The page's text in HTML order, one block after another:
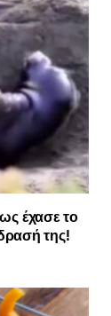
έχασε το
της!